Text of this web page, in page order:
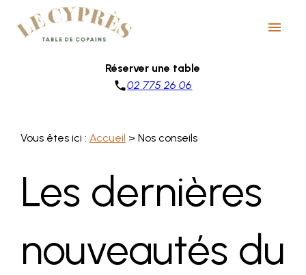
menu
Réserver une table
phone02 775 26 06
Vous êtes ici : Accueil > Nos conseils
Les dernières
nouveautés du
Panneau de gestion des cookies